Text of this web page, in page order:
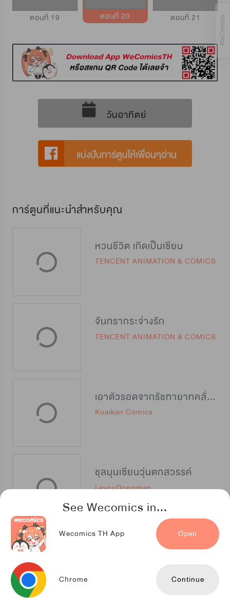
See Wecomics in...
Wecomics TH App Open
Chrome Continue
ตอนที่ 19 ตอนที่ 20 ตอนที่ 21
วันอาทิตย์
การ์ตูนที่แนะนำสำหรับคุณ
หวนชีวิต เกิดเป็นเซียน
TENCENT ANIMATION & COMICS
จันทรากระจ่างรัก
TENCENT ANIMATION & COMICS
เอาตัวรอดจากรัชทายาทคลั่งรัก
Kuaikan Comics
ชุลมุนเซียนวุ่นตกสวรรค์
LeyouDongman
จอมโจรผู้เลื่องชื่อ